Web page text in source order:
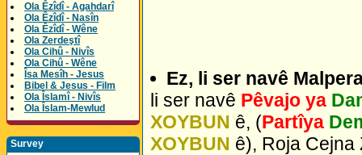
Ola Êzîdî - Agahdarî
Ola Êzîdî - Nasîn
Ola Êzîdî - Wêne
Ola Zerdeştî
Ola Cihû - Nivîs
Ola Cihû - Wêne
Îsa Mesîh - Jesus
Bibel & Jesus - Film
Ola Îslamî - Nivîs
Ola Îslam-Mewlud
Survey
Ez, li ser navê
li ser navê Pêvajo ya
XOYBUN ê, (Partîya
XOYBUN ê), Roja Cejna